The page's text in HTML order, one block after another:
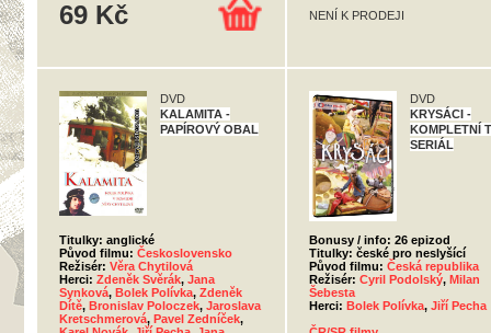
69 Kč NENÍ K PRODEJI
DVD
KALAMITA -
PAPÍROVÝ OBAL
Titulky: anglické
Původ filmu: Československo
Režisér: Věra Chytilová
Herci: Zdeněk Svěrák, Jana
Synková, Bolek Polívka, Zdeněk
Dítě, Bronislav Poloczek, Jaroslava
Kretschmerová, Pavel Zedníček,
DVD
KRYSÁCI -
KOMPLETNÍ
SERIÁL
Bonusy / info: 26 epizod
Titulky: české pro neslyšící
Původ filmu: Česká republika
Režisér: Cyril Podolský, Milan
Šebesta
Herci: Bolek Polívka, Jiří Pecha